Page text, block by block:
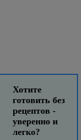
Хотите
готовить без
рецептов -
уверенно и
легко?